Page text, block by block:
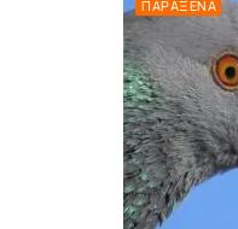
ΠΑΡΆΞΕΝΑ